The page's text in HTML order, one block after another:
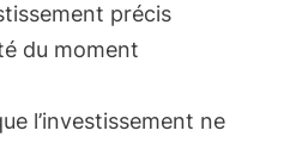
précis
du moment
l’investissement ne